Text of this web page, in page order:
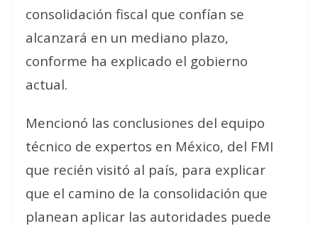
consolidación fiscal que confían se
alcanzará en un mediano plazo,
conforme ha explicado el gobierno
actual.
Mencionó las conclusiones del equipo
técnico de expertos en México, del FMI
que recién visitó al país, para explicar
que el camino de la consolidación que
planean aplicar las autoridades puede